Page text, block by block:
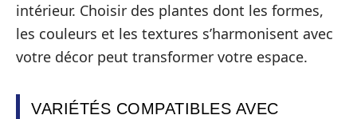
intérieur. Choisir des plantes dont les formes,
les couleurs et les textures s’harmonisent avec
votre décor peut transformer votre espace.
VARIÉTÉS COMPATIBLES AVEC